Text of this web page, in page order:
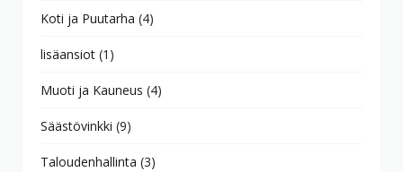
Koti ja Puutarha (4)
lisäansiot (1)
Muoti ja Kauneus (4)
Säästövinkki (9)
Taloudenhallinta (3)